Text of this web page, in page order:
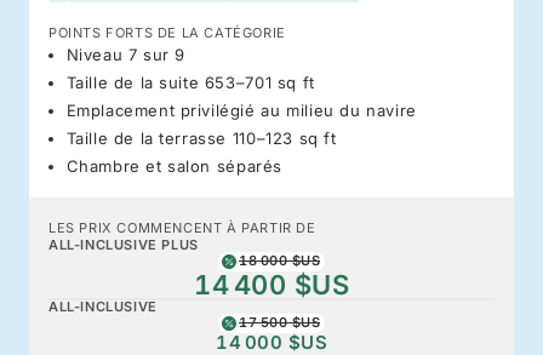
POINTS FORTS DE LA CATÉGORIE
Niveau 7 sur 9
Taille de la suite 653–701 sq ft
Emplacement privilégié au milieu du navire
Taille de la terrasse 110–123 sq ft
Chambre et salon séparés
LES PRIX COMMENCENT À PARTIR DE
ALL-INCLUSIVE PLUS
18 000 $US
14 400 $US
ALL-INCLUSIVE
17 500 $US
14 000 $US